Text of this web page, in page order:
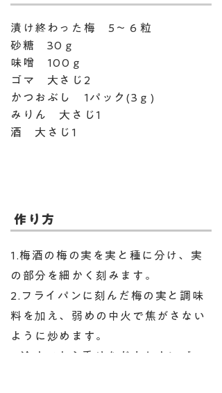
漬け終わった梅 5～６粒
砂糖 30ｇ
味噌 100ｇ
ゴマ 大さじ2
かつおぶし 1パック(3ｇ)
みりん 大さじ1
酒 大さじ1
作り方
1.梅酒の梅の実を実と種に分け、実
の部分を細かく刻みます。
2.フライパンに刻んだ梅の実と調味
料を加え、弱めの中火で焦がさない
ように炒めます。
3.冷めてから香りをだすためにゴマ